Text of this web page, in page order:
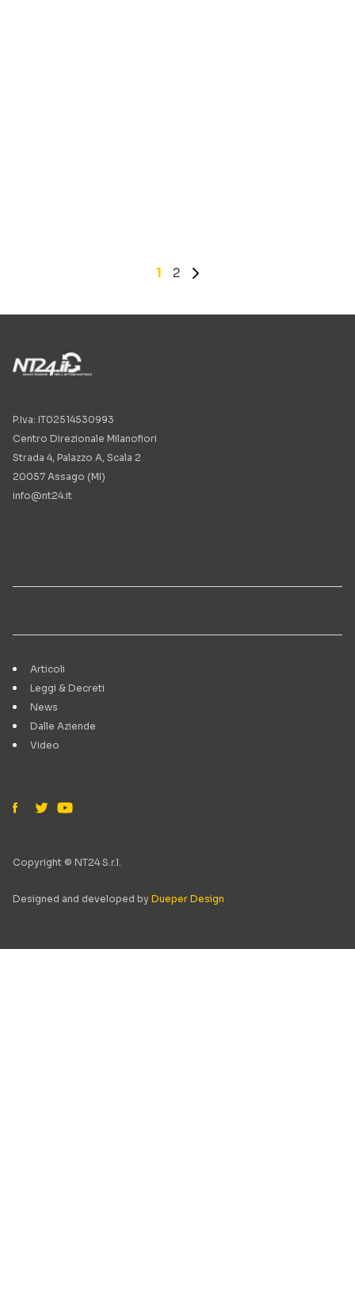
1 2 »
P.Iva: IT02514530993
Centro Direzionale Milanofiori
Strada 4, Palazzo A, Scala 2
20057 Assago (MI)
info@nt24.it
Articoli
Leggi & Decreti
News
Dalle Aziende
Video
Copyright © NT24 S.r.l.
Designed and developed by Dueper Design